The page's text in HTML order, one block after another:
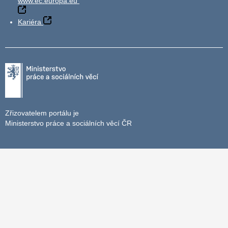
Kariéra
Zřizovatelem portálu je
Ministerstvo práce a sociálních věcí ČR